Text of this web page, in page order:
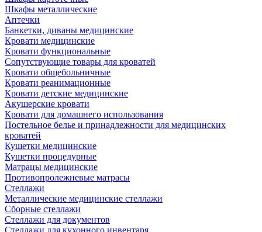
Шкафы металлические
Аптечки
Банкетки, диваны медицинские
Кровати медицинские
Кровати функциональные
Сопутствующие товары для кроватей
Кровати общебольничные
Кровати реанимационные
Кровати детские медицинские
Акушерские кровати
Кровати для домашнего использования
Постельное белье и принадлежности для медицинских
кроватей
Кушетки медицинские
Кушетки процедурные
Матрацы медицинские
Противопролежневые матрасы
Стеллажи
Металлические медицинские стеллажи
Сборные стеллажи
Стеллажи для документов
Стеллажи для кухонного инвентаря